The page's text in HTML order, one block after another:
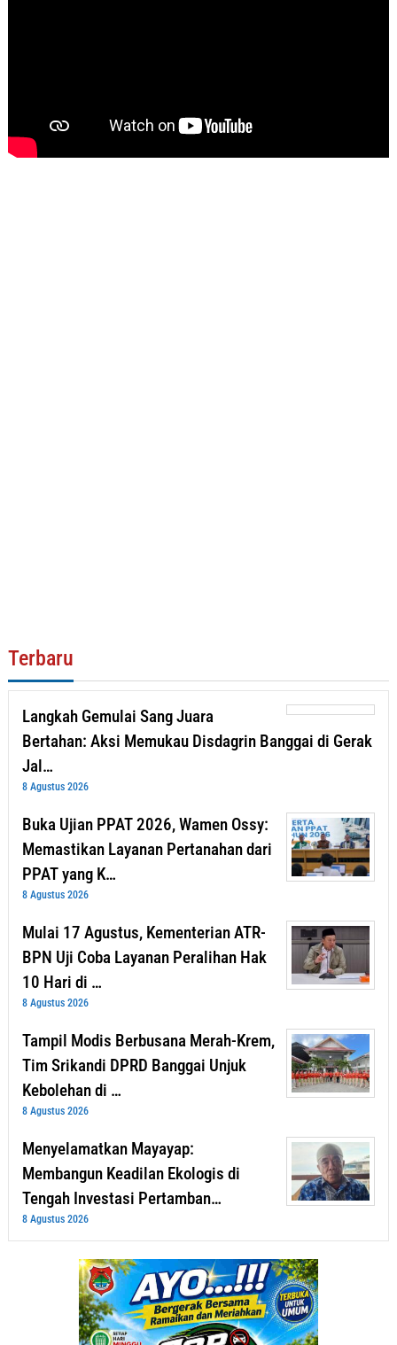
Terbaru
Langkah Gemulai Sang Juara
Bertahan: Aksi Memukau Disdagrin Banggai di Gerak
Jal…
8 Agustus 2026
Buka Ujian PPAT 2026, Wamen Ossy:
Memastikan Layanan Pertanahan dari
PPAT yang K…
8 Agustus 2026
Mulai 17 Agustus, Kementerian ATR-
BPN Uji Coba Layanan Peralihan Hak
10 Hari di …
8 Agustus 2026
Tampil Modis Berbusana Merah-Krem,
Tim Srikandi DPRD Banggai Unjuk
Kebolehan di …
8 Agustus 2026
Menyelamatkan Mayayap:
Membangun Keadilan Ekologis di
Tengah Investasi Pertamban…
8 Agustus 2026